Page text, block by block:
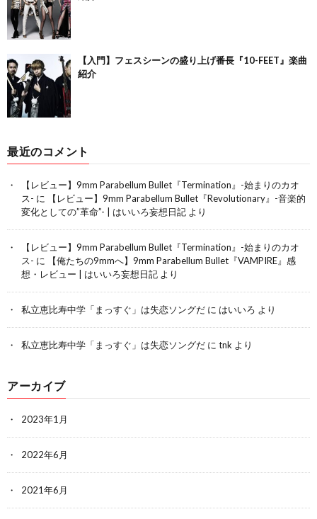
【入門】フェスシーンの盛り上げ番長『10-FEET』楽曲
紹介
最近のコメント
【レビュー】9mm Parabellum Bullet『Termination』-始まりのカオ
ス- に
【レビュー】9mm Parabellum Bullet『Revolutionary』-音楽的
変化としての”革命”- | はいいろ妄想日記 より
【レビュー】9mm Parabellum Bullet『Termination』-始まりのカオ
ス- に
【俺たちの9mmへ】9mm Parabellum Bullet『VAMPIRE』感
想・レビュー | はいいろ妄想日記 より
私立恵比寿中学「まっすぐ」は失恋ソングだ に はいいろ より
私立恵比寿中学「まっすぐ」は失恋ソングだ に tnk より
アーカイブ
2023年1月
2022年6月
2021年6月